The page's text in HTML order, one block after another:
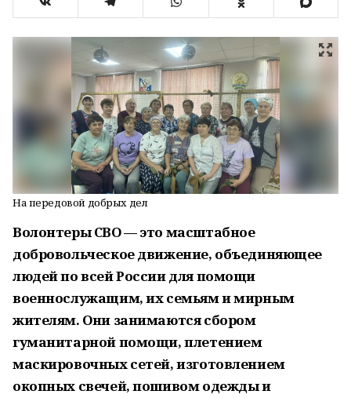
На передовой добрых дел
Волонтеры СВО — это масштабное
добровольческое движение, объединяющее
людей по всей России для помощи
военнослужащим, их семьям и мирным
жителям. Они занимаются сбором
гуманитарной помощи, плетением
маскировочных сетей, изготовлением
окопных свечей, пошивом одежды и